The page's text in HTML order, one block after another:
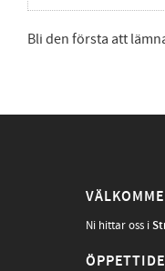
Bli den första att
Ni hittar oss i